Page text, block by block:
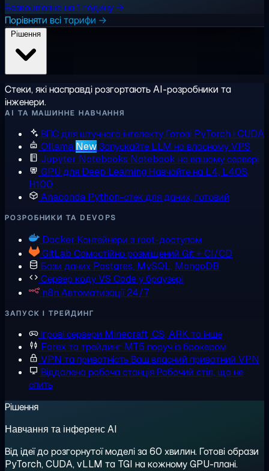
Безкоштовно на 1 годину →
Порівняти всі тарифи →
Стеки, які насправді розгортають AI-розробники та
інженери.
AI ТА МАШИННЕ НАВЧАННЯ
ВПС для штучного інтелектуГотові PyTorch і CUDA
Ollama NewЗапускайте LLM на власному VPS
Jupyter Notebooks Notebook на вашому сервері
GPU для Deep Learning Навчайте на L4, L40S,
H100
Anaconda Python-стек для даних, готовий
РОЗРОБНИКИ ТА DEVOPS
Docker Контейнери з root-доступом
GitLab Самостійно розміщений Git + CI/CD
Бази даних Postgres, MySQL, MongoDB
Сервер кодуVS Code у браузері
n8n Автоматизації 24/7
ЗАПУСК І ТРЕЙДИНГ
Ігрові сервери Minecraft, CS, ARK та інше
Forex та трейдинг MT5 поруч із брокером
VPN та приватністьВаш власний приватний VPN
Віддалена робоча станціяРобочий стіл, що не
спить
Рішення
Навчання та інференс AI
Від ідеї до розгорнутої моделі за 60 хвилин. Готові образи
PyTorch, CUDA, vLLM та TGI на кожному GPU-плані.